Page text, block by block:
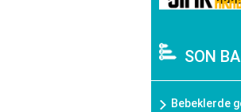
SON
Bebeklerde